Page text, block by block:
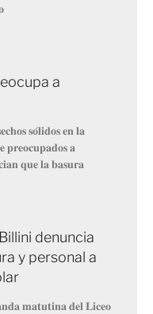
a
𝐬𝐨́𝐥𝐢𝐝𝐨𝐬 𝐞𝐧 𝐥𝐚
𝐩𝐫𝐞𝐨𝐜𝐮𝐩𝐚𝐝𝐨𝐬 𝐚
𝐪𝐮𝐞 𝐥𝐚 𝐛𝐚𝐬𝐮𝐫𝐚
denuncia
y personal a
𝐦𝐚𝐭𝐮𝐭𝐢𝐧𝐚 𝐝𝐞𝐥 𝐋𝐢𝐜𝐞𝐨